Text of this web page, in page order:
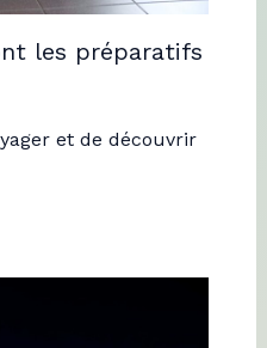
les préparatifs
et de découvrir